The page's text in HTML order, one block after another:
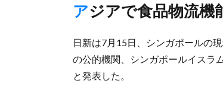
アジアで食品物流
日新は7月15日、シンガポールの
の公的機関、シンガポールイスラ
と発表した。